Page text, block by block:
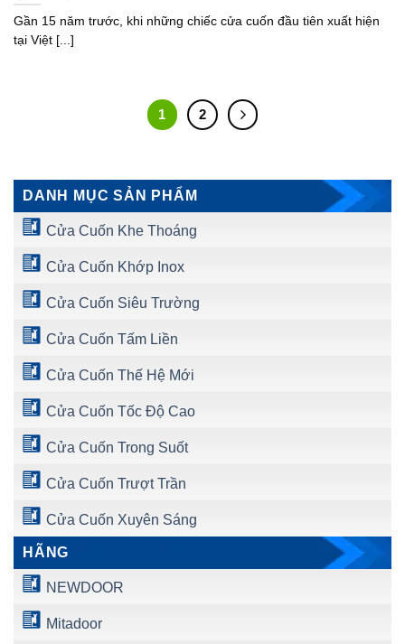
Gần 15 năm trước, khi những chiếc cửa cuốn đầu tiên xuất hiện
tại Việt [...]
1 2
DANH MỤC SẢN PHẨM
Cửa Cuốn Khe Thoáng
Cửa Cuốn Khớp Inox
Cửa Cuốn Siêu Trường
Cửa Cuốn Tấm Liền
Cửa Cuốn Thế Hệ Mới
Cửa Cuốn Tốc Độ Cao
Cửa Cuốn Trong Suốt
Cửa Cuốn Trượt Trần
Cửa Cuốn Xuyên Sáng
HÃNG
NEWDOOR
Mitadoor